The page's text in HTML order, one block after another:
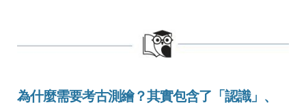
為什麼需要考古測繪？其實包含了 「 認識」 、